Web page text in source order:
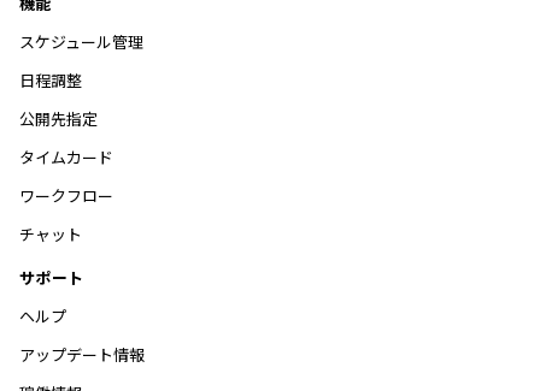
スケジュール管理
日程調整
公開先指定
タイムカード
ワークフロー
チャット
サポート
ヘルプ
アップデート情報